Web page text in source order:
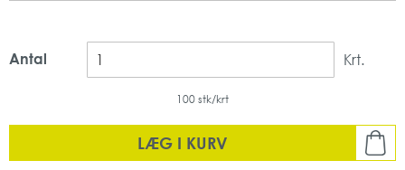
Antal Krt.
100 stk/krt
LÆG I KURV